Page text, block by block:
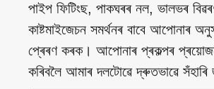
পাইপ ফিটিংছ, পাকঘৰৰ নল, ভালভৰ
কাষ্টমাইজেচন সমৰ্থনৰ বাবে আপোনাৰ
প্ৰেৰণ কৰক। আপোনাৰ প্ৰকল্পৰ
কৰিবলৈ আমাৰ দলটোৱে দ্ৰুতভাৱে সঁহাৰি